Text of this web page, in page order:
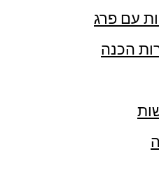
עם פרג
הכנה